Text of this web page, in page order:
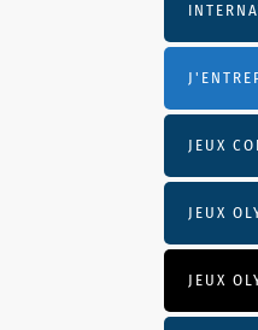
JEUX
JEUX
JEUX